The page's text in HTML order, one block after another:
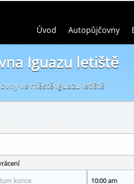
Úvod Autopůjčovny
Iguazu letiště
ve městě Iguazu letiště